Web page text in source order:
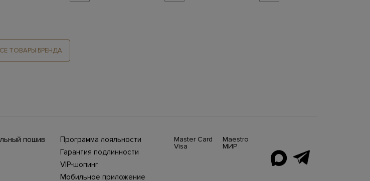
ТОВАРЫ БРЕНДА
пошив
Brioni,
Домов
интернет-
500
Программа лояльности
Гарантия подлинности
VIP-шопинг
Мобильное приложение
Master Card
Visa
Maestro
МИР